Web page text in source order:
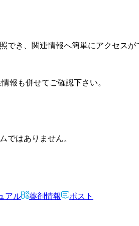
き、関連情報へ簡単にアクセスが
報も併せてご確認下さい。
ではありません。
アル 薬剤情報 ポスト